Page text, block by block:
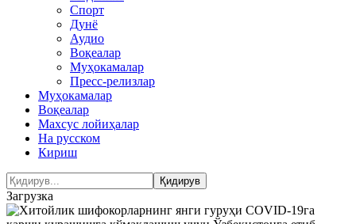
Спорт
Дунё
Аудио
Воқеалар
Муҳокамалар
Пресс-релизлар
Муҳокамалар
Воқеалар
Махсус лойиҳалар
На русском
Кириш
Загрузка